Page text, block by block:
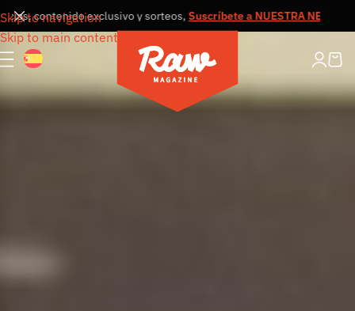
Skip to navigation
Skip to main content
contenido exclusivo y sorteos,Suscríbete a NUESTRA NEWSLETTER